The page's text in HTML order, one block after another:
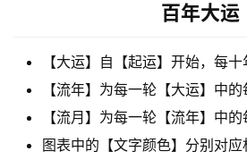
服
百年大运
【大运】自【起运】开始，每十
【流年】为每一轮【大运】中的
【流月】为每一轮【流年】中的
图表中的【文字颜色】分别对应